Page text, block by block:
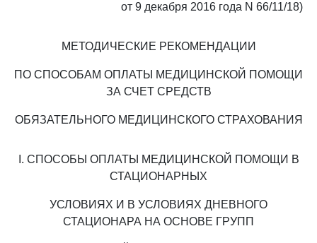
от 9 декабря 2016 года N 66/11/18)
МЕТОДИЧЕСКИЕ РЕКОМЕНДАЦИИ
ПО СПОСОБАМ ОПЛАТЫ МЕДИЦИНСКОЙ ПОМОЩИ
ЗА СЧЕТ СРЕДСТВ
ОБЯЗАТЕЛЬНОГО МЕДИЦИНСКОГО СТРАХОВАНИЯ
I. СПОСОБЫ ОПЛАТЫ МЕДИЦИНСКОЙ ПОМОЩИ В
СТАЦИОНАРНЫХ
УСЛОВИЯХ И В УСЛОВИЯХ ДНЕВНОГО
СТАЦИОНАРА НА ОСНОВЕ ГРУПП